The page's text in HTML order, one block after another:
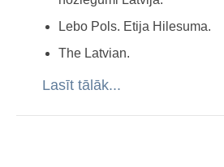
Lebo Pols. Etija Hilesuma.
The Latvian.
Lasīt tālāk...